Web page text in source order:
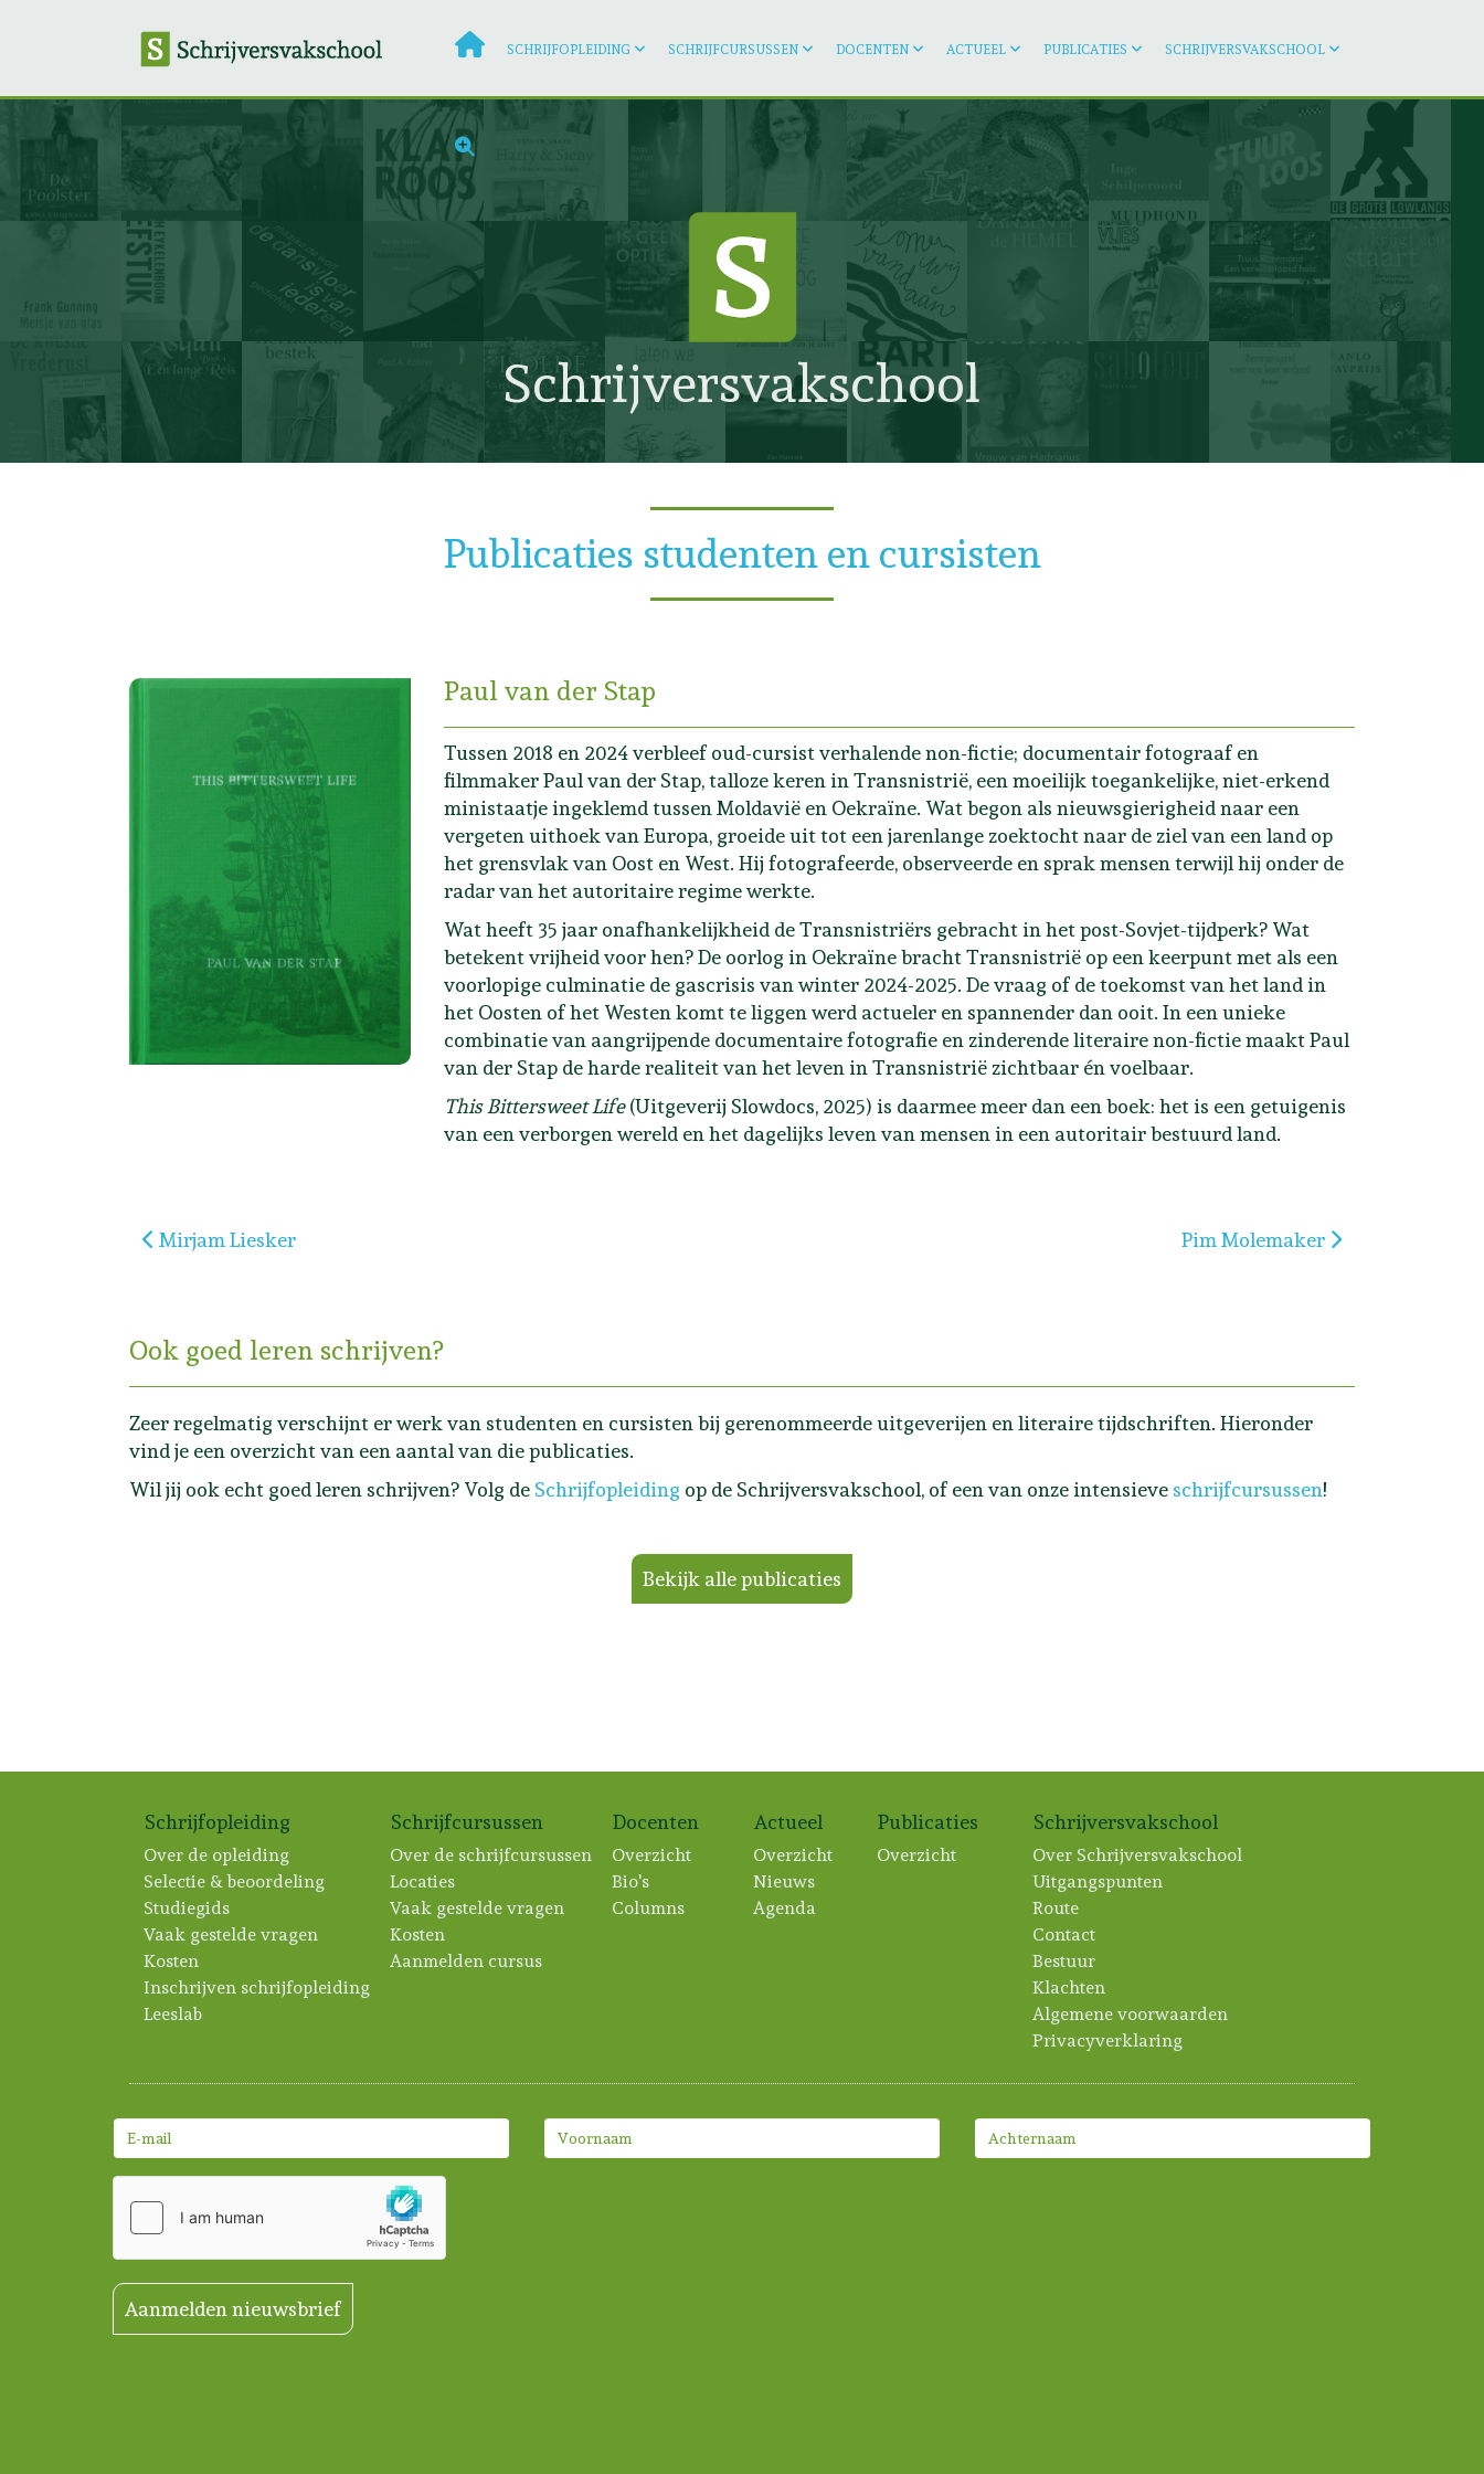
SCHRIJFOPLEIDING SCHRIJFCURSUSSEN DOCENTEN ACTUEEL PUBLICATIES SCHRIJVERSVAKSCHOOL
Schrijversvakschool
Publicaties studenten en cursisten
Paul van der Stap
Tussen 2018 en 2024 verbleef oud-cursist verhalende non-fictie; documentair fotograaf en
filmmaker Paul van der Stap, talloze keren in Transnistrië, een moeilijk toegankelijke, niet-erkend
ministaatje ingeklemd tussen Moldavië en Oekraïne. Wat begon als nieuwsgierigheid naar een
vergeten uithoek van Europa, groeide uit tot een jarenlange zoektocht naar de ziel van een land op
het grensvlak van Oost en West. Hij fotografeerde, observeerde en sprak mensen terwijl hij onder de
radar van het autoritaire regime werkte.
Wat heeft 35 jaar onafhankelijkheid de Transnistriërs gebracht in het post-Sovjet-tijdperk? Wat
betekent vrijheid voor hen? De oorlog in Oekraïne bracht Transnistrië op een keerpunt met als een
voorlopige culminatie de gascrisis van winter 2024-2025. De vraag of de toekomst van het land in
het Oosten of het Westen komt te liggen werd actueler en spannender dan ooit. In een unieke
combinatie van aangrijpende documentaire fotografie en zinderende literaire non-fictie maakt Paul
van der Stap de harde realiteit van het leven in Transnistrië zichtbaar én voelbaar.
This Bittersweet Life(Uitgeverij Slowdocs, 2025) is daarmee meer dan een boek: het is een getuigenis
van een verborgen wereld en het dagelijks leven van mensen in een autoritair bestuurd land.
Vorig artikel: Mirjam Liesker
Mirjam Liesker Volgende artikel: Pim Molemaker
Pim Molemaker
Ook goed leren schrijven?
Zeer regelmatig verschijnt er werk van studenten en cursisten bij gerenommeerde uitgeverijen en literaire tijdschriften. Hieronder
vind je een overzicht van een aantal van die publicaties.
Wil jij ook echt goed leren schrijven? Volg de Schrijfopleiding op de Schrijversvakschool, of een van onze intensieve schrijfcursussen!
Bekijk alle publicaties
Schrijfopleiding
Over de opleiding
Selectie & beoordeling
Studiegids
Vaak gestelde vragen
Kosten
Inschrijven schrijfopleiding
Leeslab
Schrijfcursussen
Over de schrijfcursussen
Locaties
Vaak gestelde vragen
Kosten
Aanmelden cursus
Docenten
Overzicht
Bio's
Columns
Actueel
Overzicht
Nieuws
Agenda
Publicaties
Overzicht
Schrijversvakschool
Over Schrijversvakschool
Uitgangspunten
Route
Contact
Bestuur
Klachten
Algemene voorwaarden
Privacyverklaring
Aanmelden nieuwsbrief